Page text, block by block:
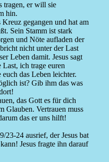
tragen, er will sie
hin.
gegangen und hat am
Sein Stamm ist stark
und Nöte aufladen der
nicht unter der Last
Leben damit. Jesus sagt
ich trage euren
das Leben leichter.
ist? Gib ihm das was
das Gott es für dich
Glauben. Vertrauen muss
das er uns hilft!
23-24 ausrief, der Jesus bat
Jesus fragte ihn darauf